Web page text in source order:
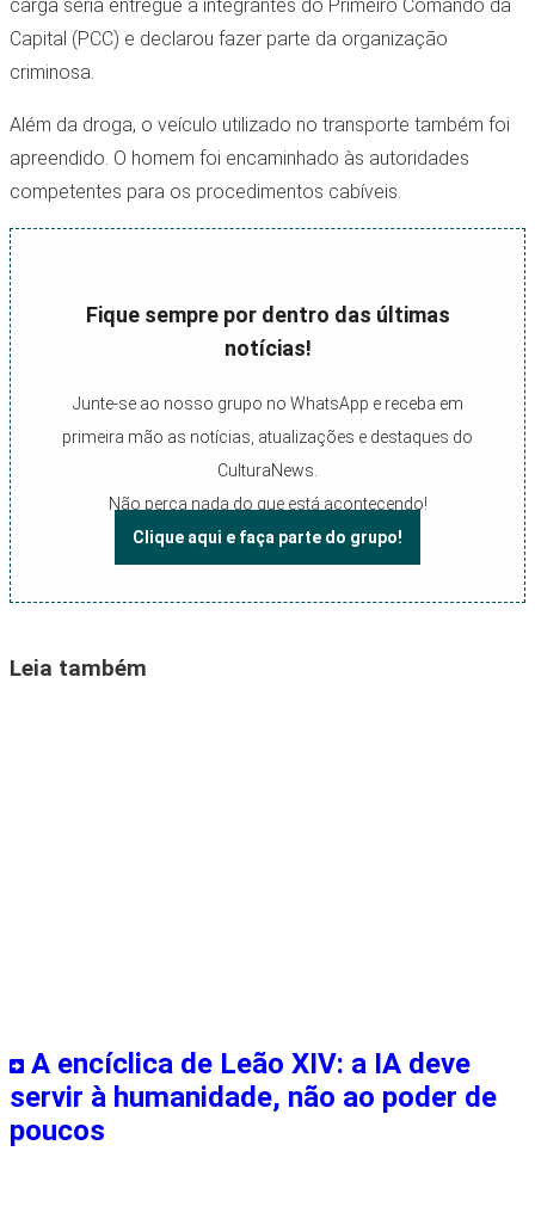
carga seria entregue a integrantes do Primeiro Comando da
Capital (PCC) e declarou fazer parte da organização
criminosa.
Além da droga, o veículo utilizado no transporte também foi
apreendido. O homem foi encaminhado às autoridades
competentes para os procedimentos cabíveis.
Fique sempre por dentro das últimas
notícias!
Junte-se ao nosso grupo no WhatsApp e receba em
primeira mão as notícias, atualizações e destaques do
CulturaNews.
Não perca nada do que está acontecendo!
Clique aqui e faça parte do grupo!
Leia também
A encíclica de Leão XIV: a IA deve
servir à humanidade, não ao poder de
poucos